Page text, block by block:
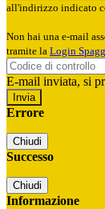
all'indirizzo indicato
Non hai una e-mail
tramite la Login
E-mail inviata, si
Errore
Chiudi
Successo
Chiudi
Informazione